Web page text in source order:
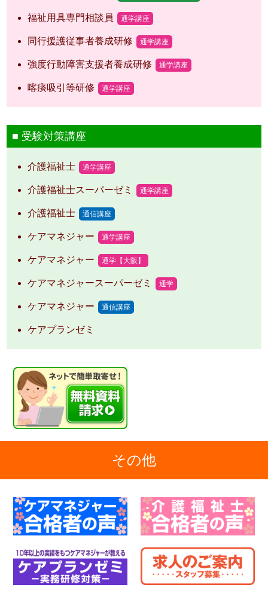
福祉用具専門相談員 通学講座
同行援護従事者養成研修 通学講座
強度行動障害支援者養成研修 通学講座
喀痰吸引等研修 通学講座
受験対策講座
介護福祉士 通学講座
介護福祉士スーパーゼミ 通学講座
介護福祉士 通信講座
ケアマネジャー 通学講座
ケアマネジャー 通学【大阪】
ケアマネジャースーパーゼミ 通学
ケアマネジャー 通信講座
ケアプランゼミ
その他